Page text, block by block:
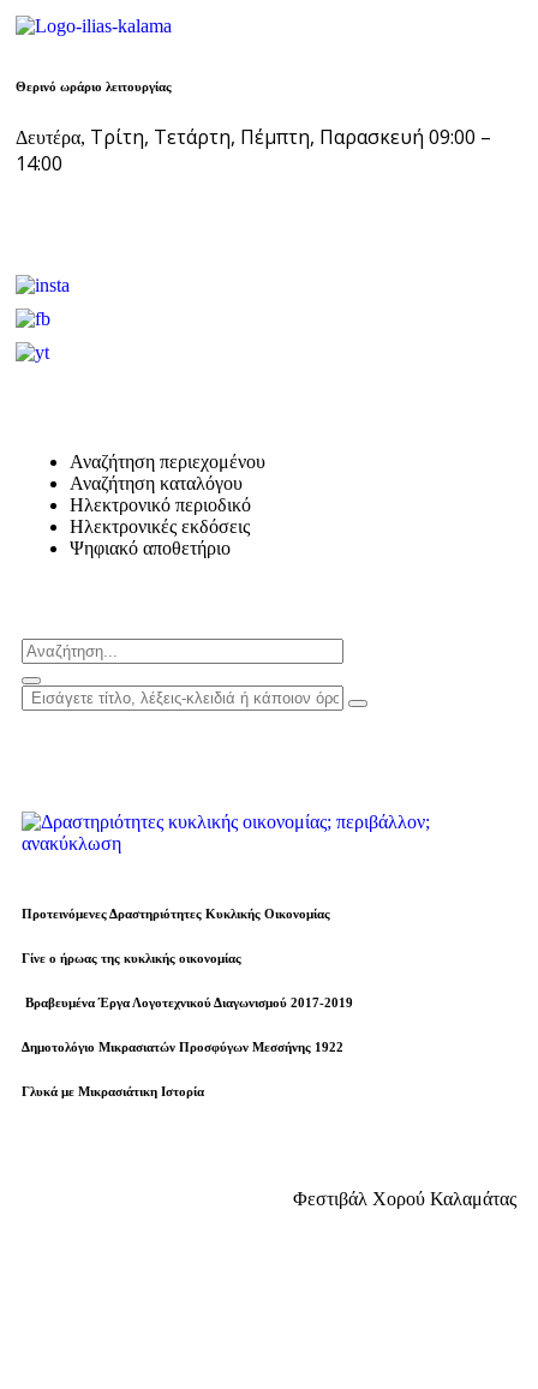
Θερινό ωράριο λειτουργίας
Δευτέρα, Τρίτη, Τετάρτη, Πέμπτη, Παρασκευή 09:00 –
14:00
Αναζήτηση περιεχομένου
Αναζήτηση καταλόγου
Ηλεκτρονικό περιοδικό
Ηλεκτρονικές εκδόσεις
Ψηφιακό αποθετήριο
Προτεινόμενες Δραστηριότητες Κυκλικής Οικονομίας
Γίνε ο ήρωας της κυκλικής οικονομίας
Βραβευµένα Έργα Λογοτεχνικού Διαγωνισμού 2017-2019
Δημοτολόγιο Μικρασιατών Προσφύγων Μεσσήνης 1922
Γλυκά με Μικρασιάτικη Ιστορία
Φεστιβάλ Χορού Καλαμάτας